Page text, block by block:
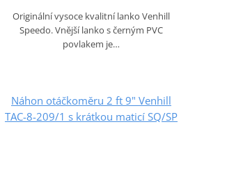
Originální vysoce kvalitní lanko Venhill
Speedo. Vnější lanko s černým PVC
povlakem je…
Náhon otáčkoměru 2 ft 9" Venhill
TAC-8-209/1 s krátkou maticí SQ/SP